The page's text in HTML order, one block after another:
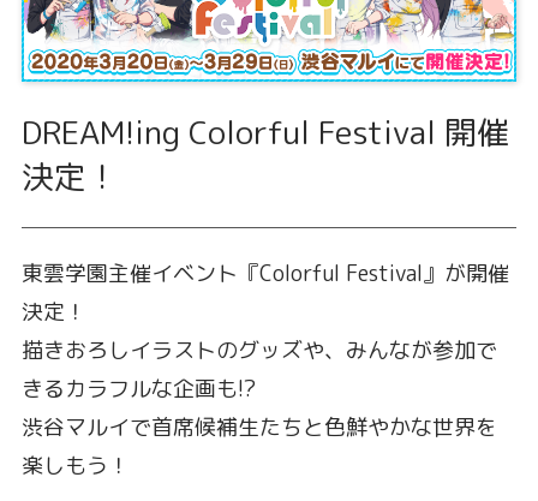
DREAM!ing Colorful Festival 開催
決定！
東雲学園主催イベント『Colorful Festival』が開催
決定！
描きおろしイラストのグッズや、みんなが参加で
きるカラフルな企画も!?
渋谷マルイで首席候補生たちと色鮮やかな世界を
楽しもう！